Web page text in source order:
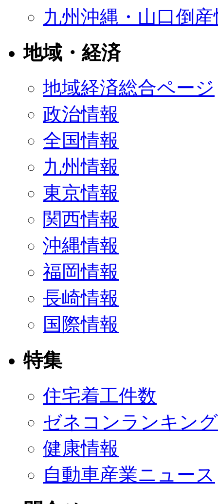
九州沖縄・山口倒
地域・経済
地域経済総合ページ
政治情報
全国情報
九州情報
東京情報
関西情報
沖縄情報
福岡情報
長崎情報
国際情報
特集
住宅着工件数
ゼネコンランキング
健康情報
自動車産業ニュース